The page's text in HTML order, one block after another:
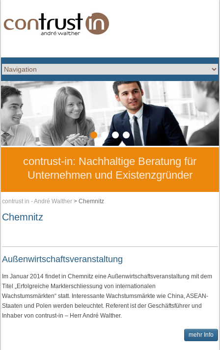
1 2 3 4
contrust-in: Nachhaltige Beratung für
Unternehmen und Existenzgründer
contrust in - André Walther >Chemnitz
Chemnitz
Außenwirtschaftsveranstaltung
Im Januar 2014 findet in Chemnitz eine Außenwirtschaftsveranstaltung mit dem
Titel „Erfolgreiche Markterschliessung von internationalen
Wachstumsmärkten“ statt. Interessante Wachstumsmärkte wie China, ASEAN-
Staaten und Polen werden beleuchtet. Referent ist der Geschäftsführer und
Inhaber von contrust-in – Herr André Walther.
mehr Info